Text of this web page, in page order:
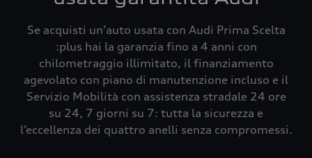
Se acquisti un’auto usata con Audi Prima Scelta
:plus hai la garanzia fino a 4 anni con
chilometraggio illimitato, il finanziamento
agevolato con piano di manutenzione incluso e il
Servizio Mobilità con assistenza stradale 24 ore
su 24, 7 giorni su 7: tutta la sicurezza e
l’eccellenza dei quattro anelli senza compromessi.